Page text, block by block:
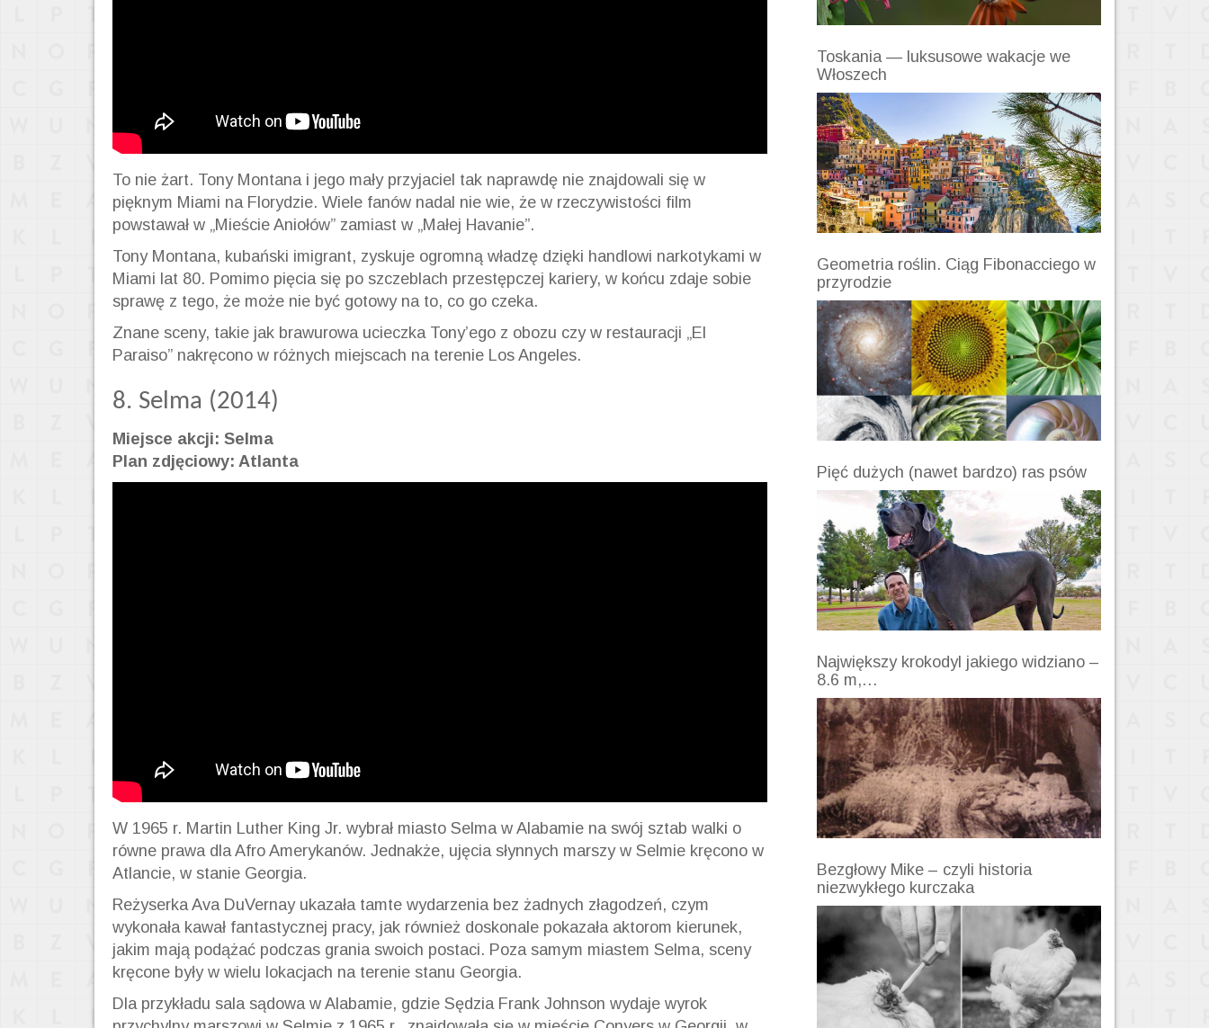
To nie żart. Tony Montana i jego mały przyjaciel tak naprawdę nie znajdowali się w
pięknym Miami na Florydzie. Wiele fanów nadal nie wie, że w rzeczywistości film
powstawał w „Mieście Aniołów” zamiast w „Małej Havanie”.
Tony Montana, kubański imigrant, zyskuje ogromną władzę dzięki handlowi narkotykami w
Miami lat 80. Pomimo pięcia się po szczeblach przestępczej kariery, w końcu zdaje sobie
sprawę z tego, że może nie być gotowy na to, co go czeka.
Znane sceny, takie jak brawurowa ucieczka Tony’ego z obozu czy w restauracji „El
Paraiso” nakręcono w różnych miejscach na terenie Los Angeles.
8. Selma (2014)
Miejsce akcji: Selma
Plan zdjęciowy: Atlanta
W 1965 r. Martin Luther King Jr. wybrał miasto Selma w Alabamie na swój sztab walki o
równe prawa dla Afro Amerykanów. Jednakże, ujęcia słynnych marszy w Selmie kręcono w
Atlancie, w stanie Georgia.
ReżyserkaAvaDuVernay ukazała tamte wydarzenia bez żadnych złagodzeń, czym
wykonała kawał fantastycznej pracy, jak również doskonale pokazała aktorom kierunek,
jakim mają podążać podczas grania swoich postaci. Poza samym miastem Selma, sceny
kręcone były w wielu lokacjach na terenie stanu Georgia.
Dla przykładu sala sądowa w Alabamie, gdzie Sędzia Frank Johnson wydaje wyrok
Toskania — luksusowe wakacje we
Włoszech
Geometria roślin. Ciąg Fibonacciego w
przyrodzie
Pięć dużych (nawet bardzo) ras psów
Największy krokodyl jakiego widziano –
8.6 m,…
Bezgłowy Mike – czyli historia
niezwykłego kurczaka